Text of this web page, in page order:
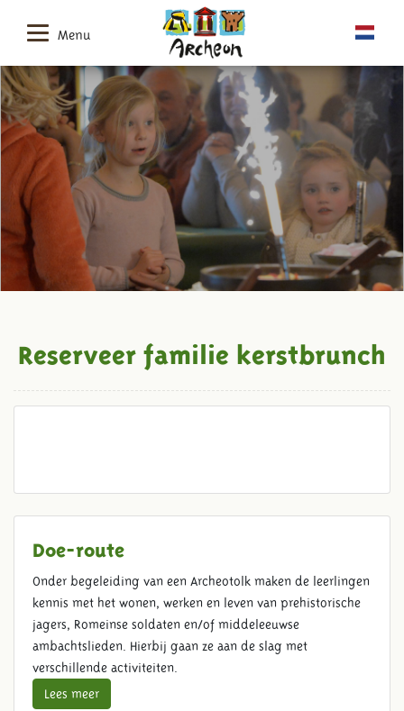
Menu
Reserveer familie kerstbrunch
Doe-route
Onder begeleiding van een Archeotolk maken de leerlingen
kennis met het wonen, werken en leven van prehistorische
jagers, Romeinse soldaten en/of middeleeuwse
ambachtslieden. Hierbij gaan ze aan de slag met
verschillende activiteiten.
Lees meer